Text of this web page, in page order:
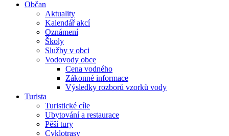
Občan
Aktuality
Kalendář akcí
Oznámení
Školy
Služby v obci
Vodovody obce
Cena vodného
Zákonné informace
Výsledky rozborů vzorků vody
Turista
Turistické cíle
Ubytování a restaurace
Pěší tury
Cyklotrasy